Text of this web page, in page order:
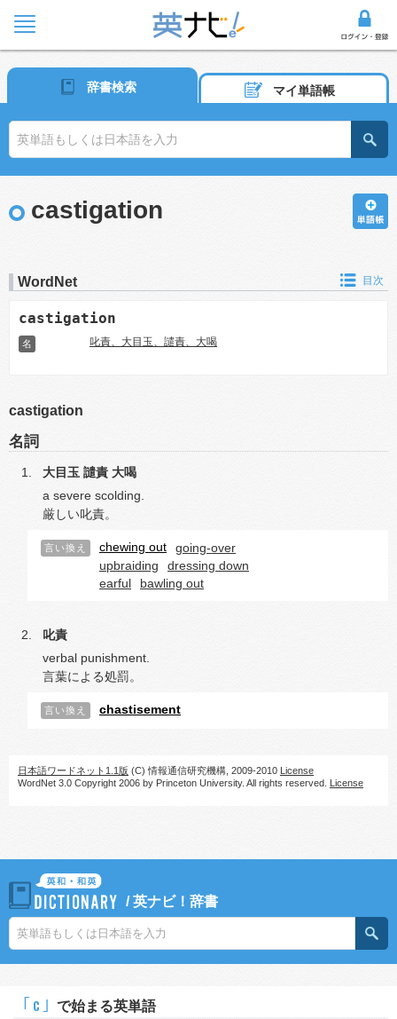
辞書検索 マイ単語帳
castigation
WordNet 目次
castigation
名 叱責、大目玉、譴責、大喝
castigation
名詞
大目玉 譴責 大喝
a severe scolding.
厳しい叱責。
言い換え chewing out
going-over
upbraiding
dressing down
earful
bawling out
叱責
verbal punishment.
言葉による処罰。
言い換え chastisement
日本語ワードネット1.1版 (C) 情報通信研究機構, 2009-2010 License
WordNet 3.0 Copyright 2006 by Princeton University. All rights reserved. License
/英ナビ！辞書
｢c｣ で始まる英単語